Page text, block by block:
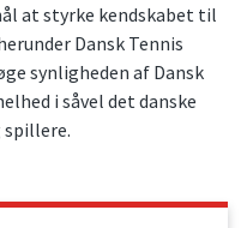
at styrke kendskabet til
Dansk Tennis
synligheden af Dansk
i såvel det danske
spillere.